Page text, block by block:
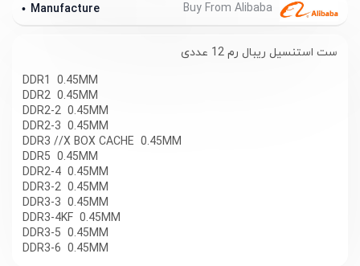
Buy From Alibaba
Manufacture
ست استنسیل ریبال رم 12 عددی
DDR1 0.45MM
DDR2 0.45MM
DDR2-2 0.45MM
DDR2-3 0.45MM
DDR3 //X BOX CACHE 0.45MM
DDR5 0.45MM
DDR2-4 0.45MM
DDR3-2 0.45MM
DDR3-3 0.45MM
DDR3-4KF 0.45MM
DDR3-5 0.45MM
DDR3-6 0.45MM